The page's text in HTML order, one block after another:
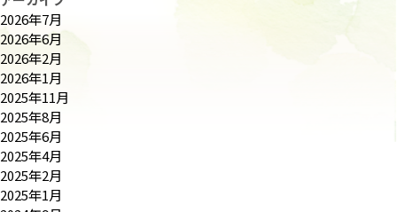
2026年7月
2026年6月
2026年2月
2026年1月
2025年11月
2025年8月
2025年6月
2025年4月
2025年2月
2025年1月